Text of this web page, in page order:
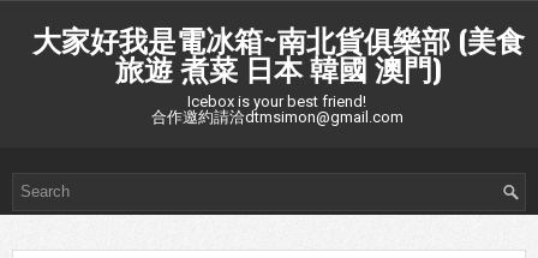
大家好我是電冰箱~南北貨俱樂部 (美食
旅遊 煮菜 日本 韓國 澳門)
Icebox is your best friend!
合作邀約請洽dtmsimon@gmail.com